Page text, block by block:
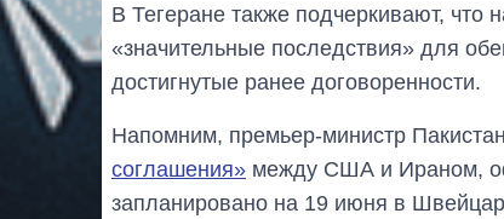
В Тегеране также подчеркивают, что
«значительные последствия» для
достигнутые ранее договоренности.
Напомним, премьер-министр
соглашения» между США и Ираном,
запланировано на 19 июня в